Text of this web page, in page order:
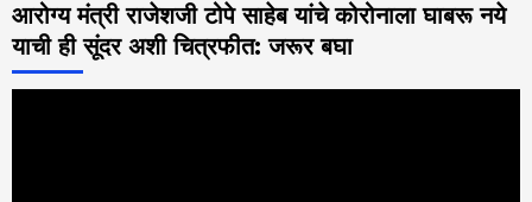
आरोग्य मंत्री राजेशजी टोपे साहेब यांचे कोरोनाला घाबरू नये
याची ही सूंदर अशी चित्रफीत: जरूर बघा